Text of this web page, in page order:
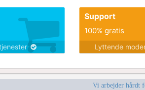
Support
100% gratis
Lyttende
Vi arbejder hårdt